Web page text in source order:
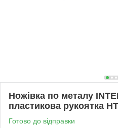
Ножівка по металу
пластикова рукоятка
Готово до відправки